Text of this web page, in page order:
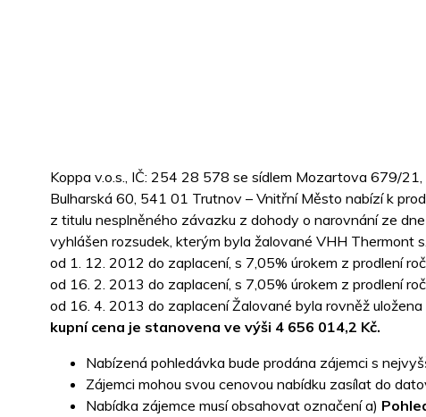
Koppa v.o.s., IČ: 254 28 578 se sídlem Mozartova 679/
Bulharská 60, 541 01 Trutnov – Vnitřní Město nabízí k
z titulu nesplněného závazku z dohody o narovnání ze
vyhlášen rozsudek, kterým byla žalované VHH Thermont
od 1. 12. 2012 do zaplacení, s 7,05% úrokem z prodlení
od 16. 2. 2013 do zaplacení, s 7,05% úrokem z prodlení
od 16. 4. 2013 do zaplacení Žalované byla rovněž
kupní cena je stanovena ve výši 4 656 014,2 Kč.
Nabízená pohledávka bude prodána zájemci s
Zájemci mohou svou cenovou nabídku zasílat do
Nabídka zájemce musí obsahovat označení a)